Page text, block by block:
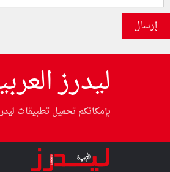
إرسال
ليدرز
بإمكانكم تحميل تطبيقات